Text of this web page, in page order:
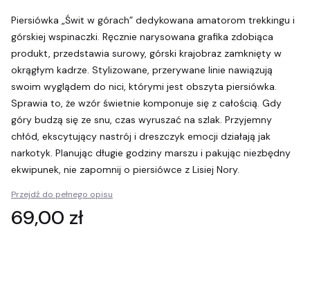
Piersiówka „Świt w górach” dedykowana amatorom trekkingu i
górskiej wspinaczki. Ręcznie narysowana grafika zdobiąca
produkt, przedstawia surowy, górski krajobraz zamknięty w
okrągłym kadrze. Stylizowane, przerywane linie nawiązują
swoim wyglądem do nici, którymi jest obszyta piersiówka.
Sprawia to, że wzór świetnie komponuje się z całością. Gdy
góry budzą się ze snu, czas wyruszać na szlak. Przyjemny
chłód, ekscytujący nastrój i dreszczyk emocji działają jak
narkotyk. Planując długie godziny marszu i pakując niezbędny
ekwipunek, nie zapomnij o piersiówce z Lisiej Nory.
Przejdź do pełnego opisu
Cena
69,00 zł